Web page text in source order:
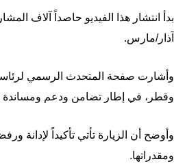
بدأ انتشار هذا الفيديو حاصداً آلاف
آذار/مارس.
وأشارت صفحة المتحدث الرسمي
وقطر، في إطار تضامن ودعم ومساندة
وأوضح أن الزيارة تأتي تأكيداً لإدانة
ومقدراتها.